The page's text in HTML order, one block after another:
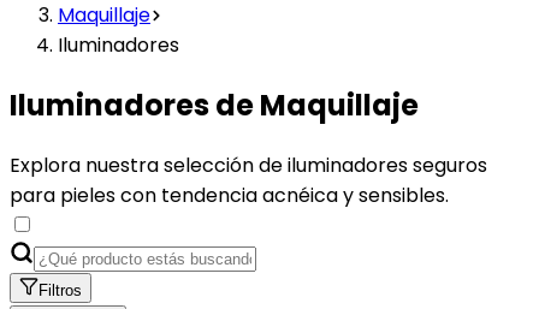
Maquillaje
Iluminadores
Iluminadores de Maquillaje
Explora nuestra selección de iluminadores seguros
para pieles con tendencia acnéica y sensibles.
Filtros